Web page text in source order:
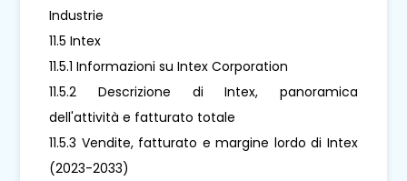
Industrie
11.5 Intex
11.5.1 Informazioni su Intex Corporation
11.5.2 Descrizione di Intex, panoramica
dell'attività e fatturato totale
11.5.3 Vendite, fatturato e margine lordo di Intex
(2023-2033)